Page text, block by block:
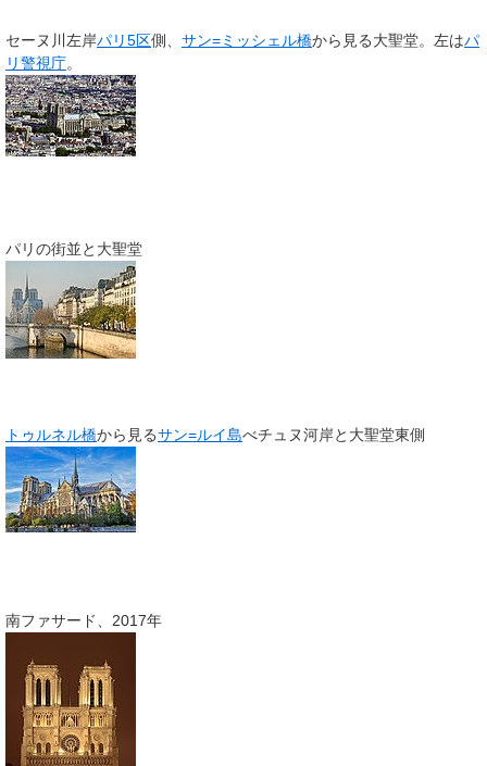
セーヌ川左岸パリ5区側、 サン=ミッシェル橋から見る大聖堂。左はパ
リ警視庁。
パリの街並と大聖堂
トゥルネル橋から見るサン=ルイ島べチュヌ河岸と大聖堂東側
南ファサード、2017年